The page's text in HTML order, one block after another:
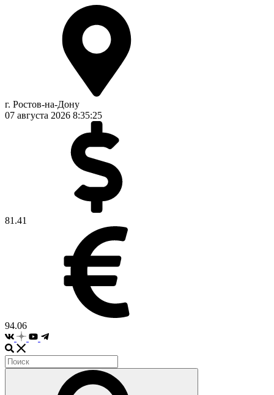
г. Ростов-на-Дону
07 августа 2026 8:35:25
81.41
94.06